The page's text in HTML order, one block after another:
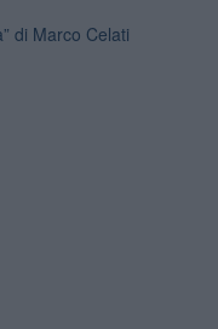
di Marco Celati